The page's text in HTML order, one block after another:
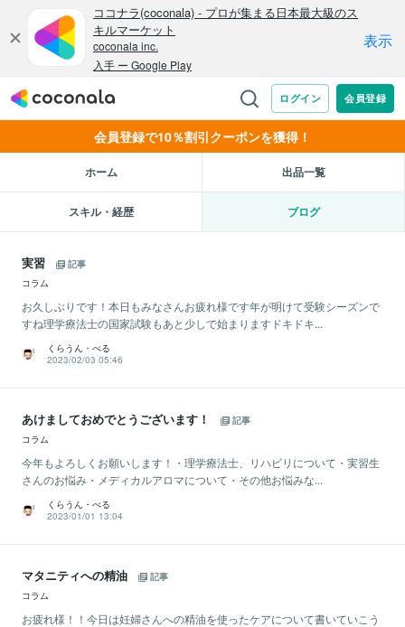
会員登録で10％割引クーポンを獲得！
ホーム 出品一覧
スキル・経歴 ブログ
実習
記事
コラム
お久しぶりです！本日もみなさんお疲れ様です年が明けて受験シーズンで
すね理学療法士の国家試験もあと少しで始まりますドキドキ...
くらうん・べる
2023/02/03 05:46
あけましておめでとうございます！
記事
コラム
今年もよろしくお願いします！・理学療法士、リハビリについて・実習生
さんのお悩み・メディカルアロマについて・その他お悩みな...
くらうん・べる
2023/01/01 13:04
マタニティへの精油
記事
コラム
お疲れ様！！今日は妊婦さんへの精油を使ったケアについて書いていこう